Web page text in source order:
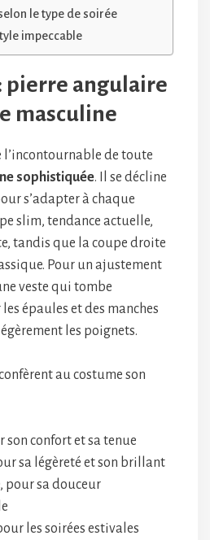
le type de soirée
impeccable
pierre angulaire
masculine
l’incontournable de toute
sophistiquée. Il se décline
s’adapter à chaque
slim, tendance actuelle,
tandis que la coupe droite
Pour un ajustement
veste qui tombe
épaules et des manches
les poignets.
au costume son
son confort et sa tenue
sa légèreté et son brillant
pour sa douceur
les soirées estivales